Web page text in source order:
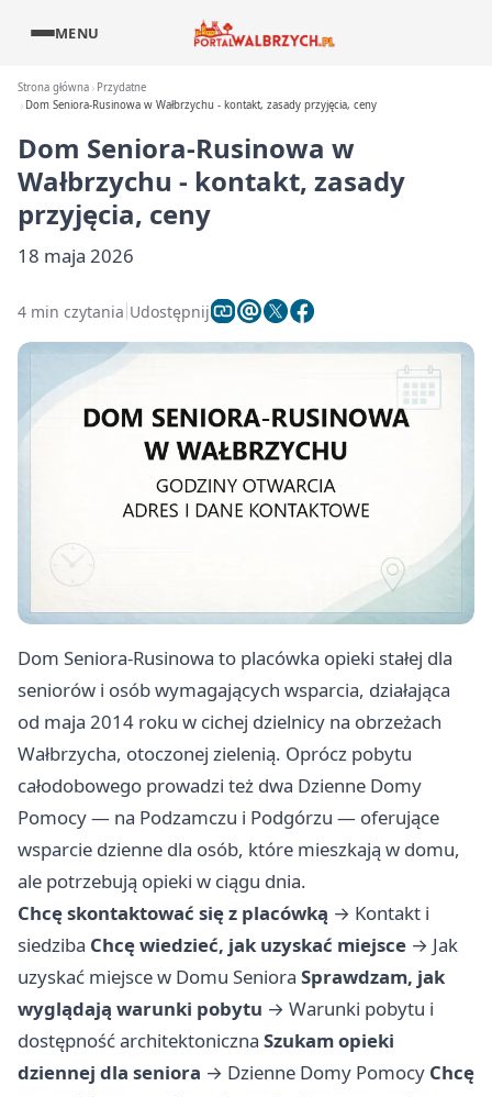
MENU
Strona główna
Przydatne
Dom Seniora-Rusinowa w Wałbrzychu - kontakt, zasady przyjęcia, ceny
Dom Seniora-Rusinowa w
Wałbrzychu - kontakt, zasady
przyjęcia, ceny
18 maja 2026
4 min czytania Udostępnij
Dom Seniora-Rusinowa to placówka opieki stałej dla
seniorów i osób wymagających wsparcia, działająca
od maja 2014 roku w cichej dzielnicy na obrzeżach
Wałbrzycha, otoczonej zielenią. Oprócz pobytu
całodobowego prowadzi też dwa Dzienne Domy
Pomocy — na Podzamczu i Podgórzu — oferujące
wsparcie dzienne dla osób, które mieszkają w domu,
ale potrzebują opieki w ciągu dnia.
Chcę skontaktować się z placówką → Kontakt i
siedziba Chcę wiedzieć, jak uzyskać miejsce → Jak
uzyskać miejsce w Domu Seniora Sprawdzam, jak
wyglądają warunki pobytu → Warunki pobytu i
dostępność architektoniczna Szukam opieki
dziennej dla seniora → Dzienne Domy Pomocy Chcę